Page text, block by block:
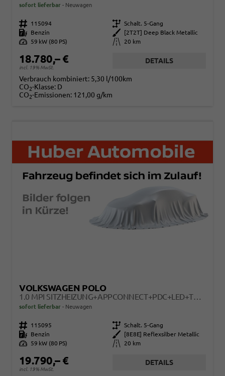
sofort lieferbar Neuwagen
Fahrzeugnr. 115094 Getriebe Schalt. 5-Gang
Kraftstoff
Benzin Außenfarbe
[2T2T] Deep Black Metallic
Leistung
59 kW (80 PS) Kilometerstand 20 km
18.780,– €
incl. 19% MwSt.
DETAILS
Verbrauch kombiniert: 5,30 l/100km
CO2-Klasse: D
CO2-Emissionen: 121,00 g/km
VOLKSWAGEN POLO
1.0 MPI SITZHEIZUNG+APPCONNECT+PDC+LED+TOUCH+LICHTSENSOR+MULTILENKRAD
sofort lieferbar Neuwagen
Fahrzeugnr. 115095 Getriebe Schalt. 5-Gang
Kraftstoff
Benzin Außenfarbe
[8E8E] Reflexsilber Metallic
Leistung
59 kW (80 PS) Kilometerstand 20 km
19.790,– €
incl. 19% MwSt.
DETAILS